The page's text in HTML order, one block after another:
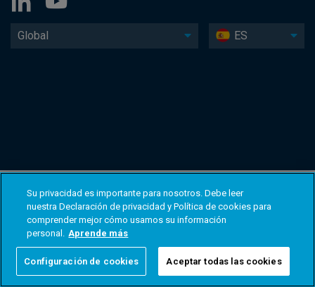
Global ES
Su privacidad es importante para nosotros. Debe leer
nuestra Declaración de privacidad y Política de cookies para
comprender mejor cómo usamos su información
personal. Aprende más
Configuración de cookies Aceptar todas las cookies